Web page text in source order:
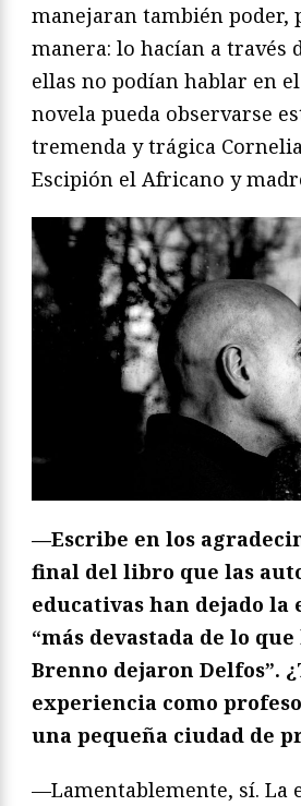
manejaran también poder,
manera: lo hacían a través
ellas no podían hablar en
novela pueda observarse
tremenda y trágica
Escipión el Africano y
—Escribe en los
final del libro que las
educativas han dejado la
“más devastada de lo
Brenno dejaron Delfos”.
experiencia como
una pequeña ciudad de
—Lamentablemente, sí. La